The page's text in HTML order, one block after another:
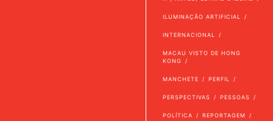
ILUMINAÇÃO ARTIFICIAL
INTERNACIONAL
MACAU VISTO DE HONG
KONG
MANCHETE PERFIL
PERSPECTIVAS PESSOAS
POLÍTICA REPORTAGEM